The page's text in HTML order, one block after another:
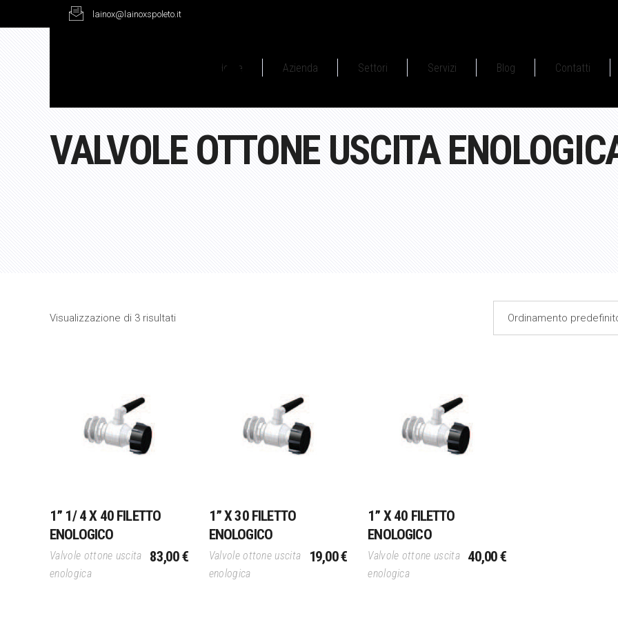
lainox@lainoxspoleto.it
Home Azienda Settori Servizi Blog Contatti
VALVOLE OTTONE USCITA
Visualizzazione di 3 risultati Ordinamento
Aggiungi Al Carrello
1” 1/ 4 X 40 FILETTO
ENOLOGICO
83,00€
Valvole ottone uscita
enologica
Aggiungi Al Carrello
1” X 30 FILETTO
ENOLOGICO
19,00€
Valvole ottone uscita
enologica
Aggiungi Al Carrello
1” X 40 FILETTO
ENOLOGICO
40,00€
Valvole ottone uscita
enologica